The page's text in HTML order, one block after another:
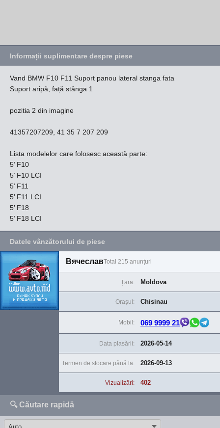
Informații suplimentare despre piese
Vand BMW F10 F11 Suport panou lateral stanga fata
Suport aripă, față stânga 1
pozitia 2 din imagine
41357207209, 41 35 7 207 209
Lista modelelor care folosesc această parte:
5’ F10
5’ F10 LCI
5’ F11
5’ F11 LCI
5’ F18
5’ F18 LCI
Datele vânzătorului de piese
ВячеславTotal 215 anunțuri
Țara: Moldova
Data plasării: 2026-05-14
Orașul: Chisinau
Termen de stocare până la: 2026-09-13
Mobil: 069 9999 21
Vizualizări: 402
🔍 Căutare rapidă